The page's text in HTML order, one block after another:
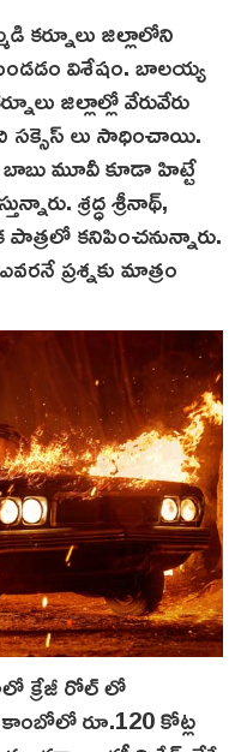
కర్నూలు జిల్లాలోని
విశేషం. బాలయ్య
జిల్లాల్లో వేరువేరు
సక్సెస్ లు సాధించాయి.
మూవీ కూడా హిట్టే
శ్రద్ధ శ్రీనాథ్,
కనిపించనున్నారు.
ప్రశ్నకు మాత్రం
క్రేజీ రోల్ లో
రూ.120 కోట్ల